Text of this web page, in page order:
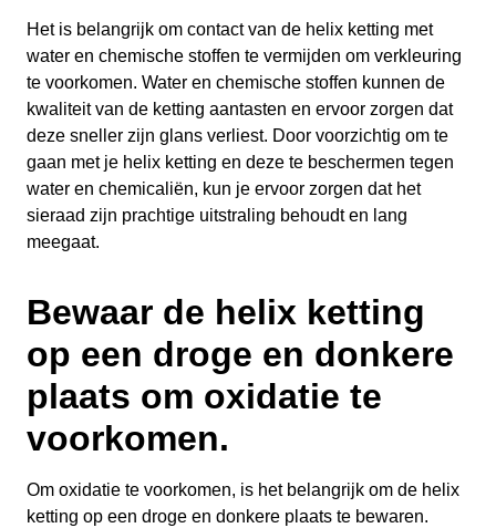
Het is belangrijk om contact van de helix ketting met
water en chemische stoffen te vermijden om verkleuring
te voorkomen. Water en chemische stoffen kunnen de
kwaliteit van de ketting aantasten en ervoor zorgen dat
deze sneller zijn glans verliest. Door voorzichtig om te
gaan met je helix ketting en deze te beschermen tegen
water en chemicaliën, kun je ervoor zorgen dat het
sieraad zijn prachtige uitstraling behoudt en lang
meegaat.
Bewaar de helix ketting
op een droge en donkere
plaats om oxidatie te
voorkomen.
Om oxidatie te voorkomen, is het belangrijk om de helix
ketting op een droge en donkere plaats te bewaren.